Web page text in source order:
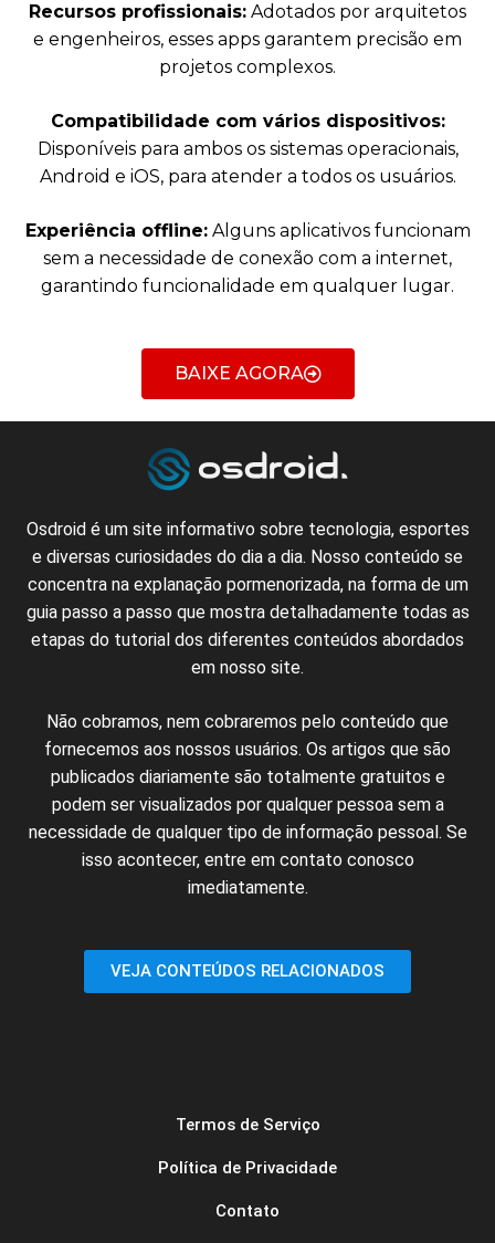
Recursos profissionais: Adotados por arquitetos
e engenheiros, esses apps garantem precisão em
projetos complexos.
Compatibilidade com vários dispositivos:
Disponíveis para ambos os sistemas operacionais,
Android e iOS, para atender a todos os usuários.
Experiência offline:Alguns aplicativos funcionam
sem a necessidade de conexão com a internet,
garantindo funcionalidade em qualquer lugar.
BAIXE AGORA
Osdroid é um siteinformativo sobre tecnologia, esportes
e diversas curiosidades do dia a dia. Nosso conteúdo se
concentrana explanação pormenorizada, na forma de um
guia passo a passo que mostra detalhadamentetodas as
etapas do tutorial dos diferentes conteúdos abordados
em nosso site.
Não cobramos, nem cobraremos pelo conteúdo que
fornecemos aos nossos usuários. Os artigos que são
publicados diariamente são totalmentegratuitos e
podem ser visualizados por qualquer pessoasem a
necessidadede qualquertipo de informação pessoal. Se
isso acontecer, entre em contato conosco
imediatamente.
VEJA CONTEÚDOS RELACIONADOS
Termos de Serviço
Política de Privacidade
Contato